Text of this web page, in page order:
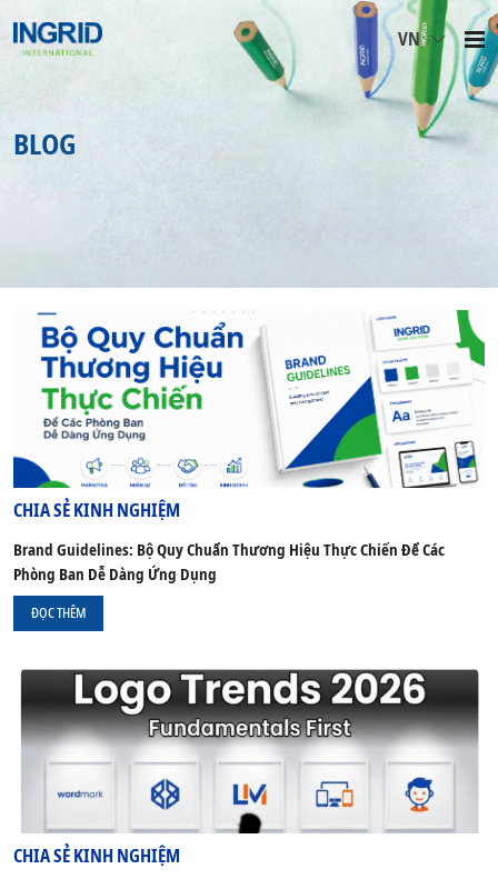
VN
BLOG
CHIA SẺ KINH NGHIỆM
Brand Guidelines: Bộ Quy Chuẩn Thương Hiệu Thực Chiến Để Các
Phòng Ban Dễ Dàng Ứng Dụng
ĐỌC THÊM
CHIA SẺ KINH NGHIỆM